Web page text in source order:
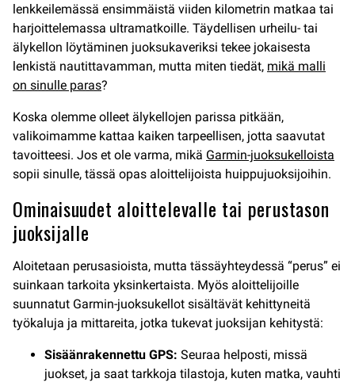
lenkkeilemässä ensimmäistä viiden kilometrin matkaa tai
harjoittelemassa ultramatkoille. Täydellisen urheilu- tai
älykellon löytäminen juoksukaveriksi tekee jokaisesta
lenkistä nautittavamman, mutta miten tiedät, mikä malli
on sinulle paras?
Koska olemme olleet älykellojen parissa pitkään,
valikoimamme kattaa kaiken tarpeellisen, jotta saavutat
tavoitteesi. Jos et ole varma, mikä Garmin-juoksukelloista
sopii sinulle, tässä opas aloittelijoista huippujuoksijoihin.
Ominaisuudet aloittelevalle tai perustason
juoksijalle
Aloitetaan perusasioista, mutta tässäyhteydessä “perus” ei
suinkaan tarkoita yksinkertaista. Myös aloittelijoille
suunnatut Garmin-juoksukellot sisältävät kehittyneitä
työkaluja ja mittareita, jotka tukevat juoksijan kehitystä:
Sisäänrakennettu GPS: Seuraa helposti, missä
juokset, ja saat tarkkoja tilastoja, kuten matka, vauhti